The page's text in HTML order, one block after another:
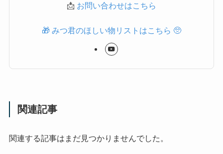
📩 お問い合わせはこちら
🎁 みつ君のほしい物リストはこちら 🥺
関連記事
関連する記事はまだ見つかりませんでした。